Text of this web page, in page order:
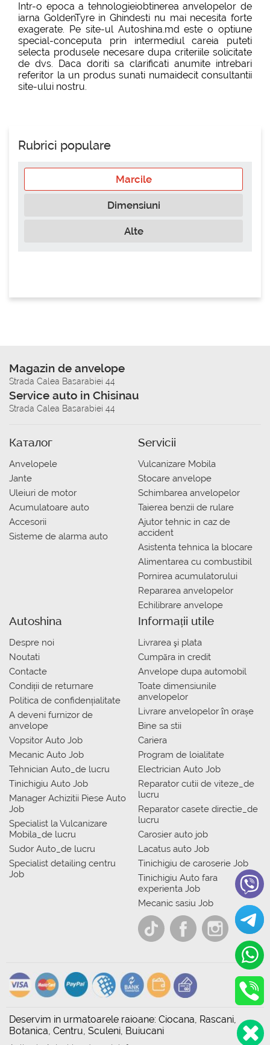
Intr-o epoca a tehnologieiobtinerea anvelopelor de
iarna GoldenTyre in Ghindesti nu mai necesita forte
exagerate. Pe site-ul Autoshina.md este o optiune
special-conceputa prin intermediul careia puteti
selecta produsele necesare dupa criteriile solicitate
de dvs. Daca doriti sa clarificati anumite intrebari
referitor la un produs sunati numaidecit consultantii
site-ului nostru.
Rubrici populare
Marcile
Dimensiuni
Alte
Magazin de anvelope
Strada Calea Basarabiei 44
Service auto in Chisinau
Strada Calea Basarabiei 44
Каталог
Anvelopele
Jante
Uleiuri de motor
Acumulatoare auto
Accesorii
Sisteme de alarma auto
Servicii
Vulcanizare Mobila
Stocare anvelope
Schimbarea anvelopelor
Taierea benzii de rulare
Ajutor tehnic in caz de
accident
Asistenta tehnica la blocare
Alimentarea cu combustibil
Pornirea acumulatorului
Repararea anvelopelor
Echilibrare anvelope
Autoshina
Despre noi
Noutati
Contacte
Condiții de returnare
Politica de confidențialitate
A deveni furnizor de
anvelope
Vopsitor Auto Job
Mecanic Auto Job
Tehnician Auto_de lucru
Tinichigiu Auto Job
Manager Achizitii Piese Auto
Job
Specialist la Vulcanizare
Mobila_de lucru
Sudor Auto_de lucru
Specialist detailing centru
Job
Informații utile
Livrarea şi plata
Сumpăra in credit
Anvelope dupa automobil
Toate dimensiunile
anvelopelor
Livrare anvelopelor în orașe
Bine sa stii
Cariera
Program de loialitate
Electrician Auto Job
Reparator cutii de viteze_de
lucru
Reparator casete directie_de
lucru
Carosier auto job
Lacatus auto Job
Tinichigiu de caroserie Job
Tinichigiu Auto fara
experienta Job
Mecanic sasiu Job
Deservim in urmatoarele raioane: Ciocana, Rascani,
Botanica, Centru, Sculeni, Buiucani